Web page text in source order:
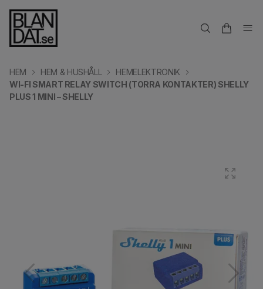
HEM HEM & HUSHÅLL
HEMELEKTRONIK
WI-FI SMART RELAY SWITCH (TORRA KONTAKTER) SHELLY
PLUS 1 MINI – SHELLY